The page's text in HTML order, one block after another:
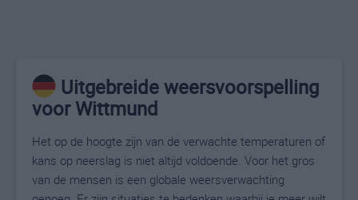
Uitgebreide weersvoorspelling
voor Wittmund
Het op de hoogte zijn van de verwachte temperaturen of
kans op neerslag is niet altijd voldoende. Voor het gros
van de mensen is een globale weersverwachting